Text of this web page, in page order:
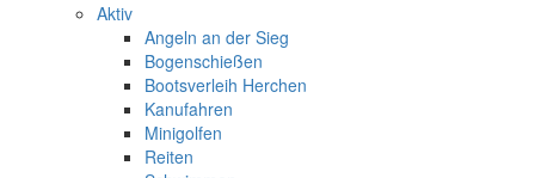
Aktiv
Angeln an der Sieg
Bogenschießen
Bootsverleih Herchen
Kanufahren
Minigolfen
Reiten